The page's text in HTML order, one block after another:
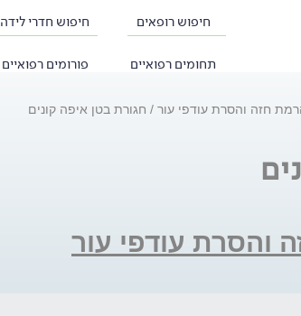
חיפוש רופאים חיפוש חדרי לידה
תחומים רפואיים פורומים רפואיים
חזה והסרת עודפי עור חגורת בטן איפה קונים
והסרת עודפי עור